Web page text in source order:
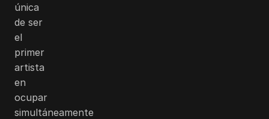
única
de ser
el
primer
artista
en
ocupar
simultáneamente